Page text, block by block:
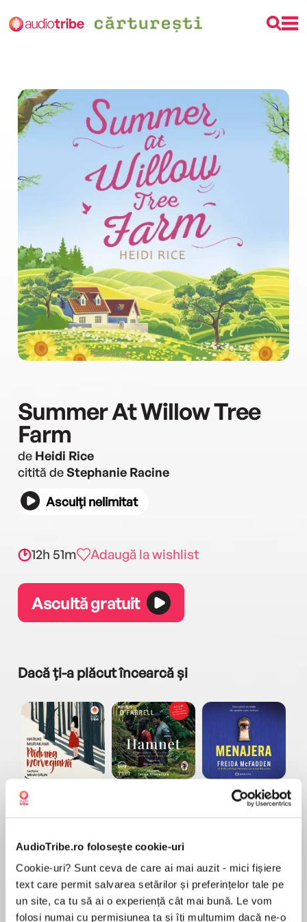
AudioTribe.ro folosește cookie-uri
Cookie-uri? Sunt ceva de care ai mai auzit - mici fișiere
text care permit salvarea setărilor și preferințelor tale pe
un site, ca tu să ai o experiență cât mai bună. Le vom
folosi numai cu permisiunea ta și îți mulțumim dacă ne-o
Summer At Willow Tree
Farm
de Heidi Rice
citită deStephanie Racine
Asculți nelimitat
12h 51m Adaugă la wishlist
Ascultă gratuit
Dacă ți-a plăcut încearcă și
Pădurea norvegiană
Elita de Argint (Elita
Diavolul se îmbracă de
Menajera
Freida McFadden
Migdală